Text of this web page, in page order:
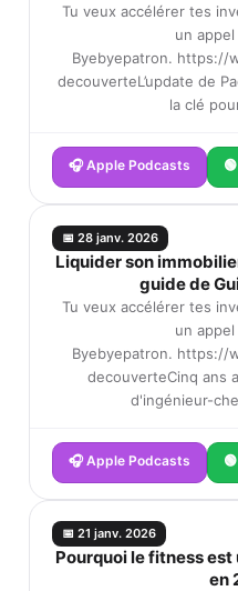
Tu veux accélérer tes
un
Byebyepatron. https://
decouverteL’update de
la clé
🎧 Apple Podcasts
📅 28 janv. 2026
Liquider son
guide de
Tu veux accélérer tes
un
Byebyepatron. https://
decouverteCinq ans
d'ingénieur-
🎧 Apple Podcasts
📅 21 janv. 2026
Pourquoi le fitness
en